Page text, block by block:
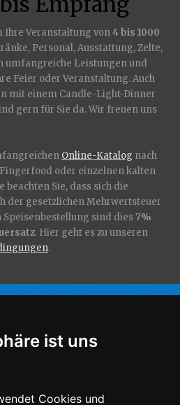
ist uns
Cookies und
Veranstaltung von4 bis 1000
Personal, Ausstattung, Zelte,
umfangreiche Leistungen und
Feier oder Veranstaltung. Auch
mit einem Candle-Light-Dinner
gern für Sie da. Wir freuen uns
Online-Katalog nach
oder einzelnen kalten
beachten Sie, dass sich die
der gesetzlichen Mehrwertsteuer
sind dies7%
. Hier geht es zu unseren
.
Beste!
-